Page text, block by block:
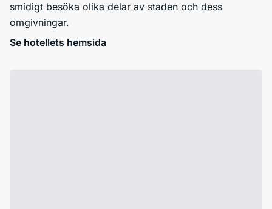
smidigt besöka olika delar av staden och dess
omgivningar.
Se hotellets hemsida